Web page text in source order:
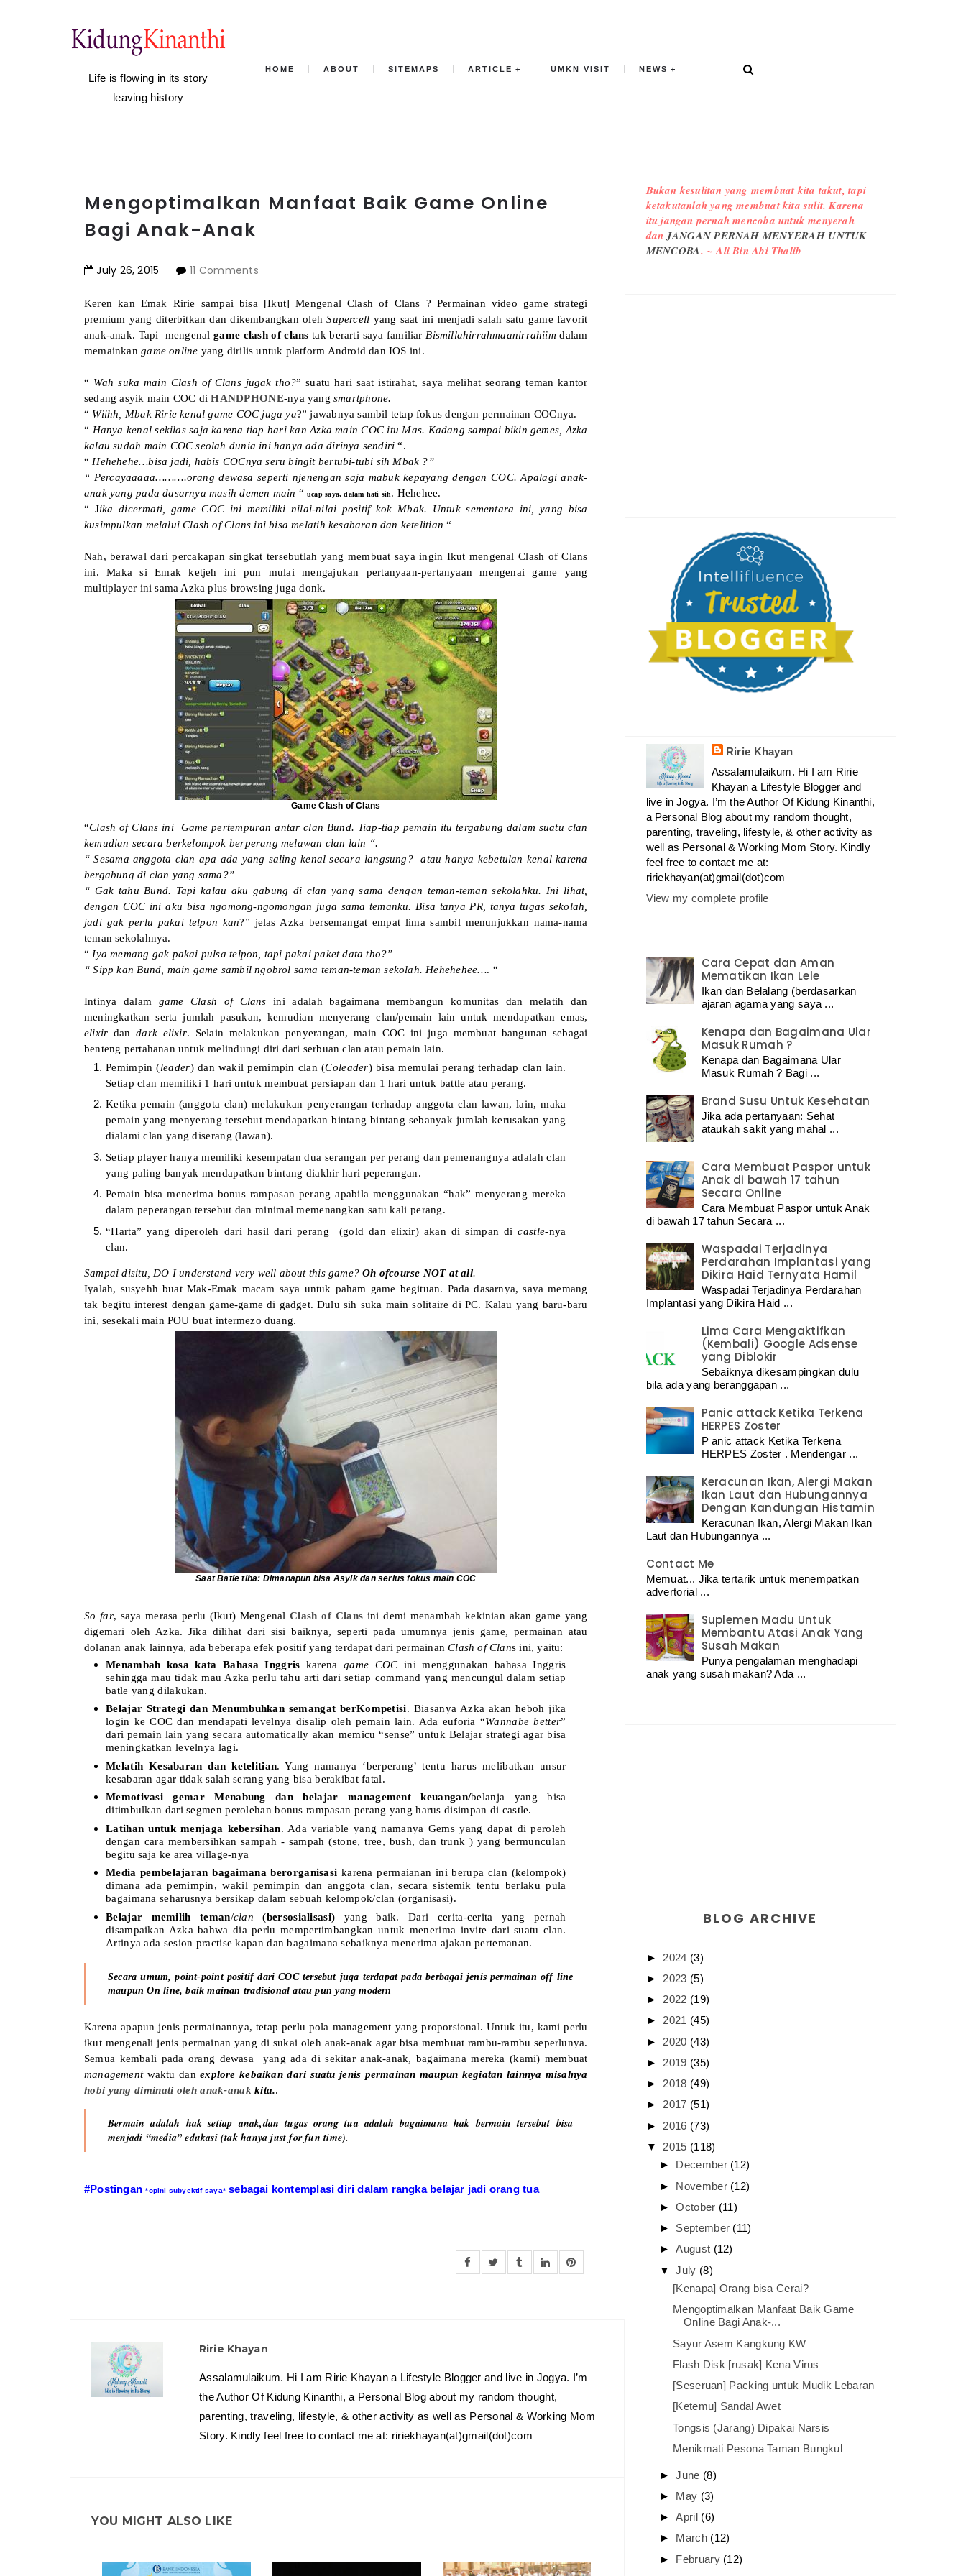
Life is flowing in its story
leaving history
HOME ABOUT SITEMAPS ARTICLE UMKN VISIT NEWS
Mengoptimalkan Manfaat Baik Game Online
Bagi Anak-Anak
July 26,2015 11 Comments
Keren kan Emak Ririe sampai bisa [Ikut] Mengenal Clash of Clans ? Permainan video game strategi
premium yang diterbitkan dan dikembangkan olehSupercell yang saat ini menjadi salah satu game favorit
anak-anak. Tapi mengenalgame clash of clans tak berarti saya familiar Bismillahirrahmaanirrahiimdalam
memainkangame online yang dirilis untuk platform Android dan IOS ini.
“ Wah suka main Clash of Clans jugak tho?” suatu hari saat istirahat, saya melihat seorang teman kantor
sedang asyik main COC diHANDPHONE-nya yangsmartphone.
“ Wiihh, Mbak Ririe kenal game COC juga ya?” jawabnya sambil tetap fokus dengan permainan COCnya.
“ Hanya kenal sekilas saja karena tiap hari kan Azka main COC itu Mas. Kadang sampai bikin gemes, Azka
kalau sudah main COC seolah dunia ini hanya ada dirinya sendiri“.
“ Hehehehe…bisa jadi, habis COCnya seru bingit bertubi-tubi sih Mbak ?”
“ Percayaaaaa……….orang dewasa seperti njenengan saja mabuk kepayang dengan COC. Apalagi anak-
anak yang pada dasarnya masih demen main “ucap saya, dalam hati sih. Hehehee.
“ Jika dicermati, game COC ini memiliki nilai-nilai positif kok Mbak. Untuk sementara ini, yang bisa
kusimpulkan melalui Clash of Clans ini bisa melatih kesabaran dan ketelitian“
Nah, berawal dari percakapan singkat tersebutlah yang membuat saya ingin Ikut mengenal Clash of Clans
ini. Maka si Emak ketjeh ini pun mulai mengajukan pertanyaan-pertanyaan mengenai game yang
multiplayer ini sama Azka plus browsing juga donk.
Game Clash of Clans
“Clash of Clans ini Game pertempuran antar clan Bund. Tiap-tiap pemain itu tergabung dalam suatu clan
kemudian secara berkelompok berperang melawan clan lain “.
“ Sesama anggota clan apa ada yang saling kenal secara langsung? atau hanya kebetulan kenal karena
bergabung di clan yang sama?”
“ Gak tahu Bund. Tapi kalau aku gabung di clan yang sama dengan teman-teman sekolahku. Ini lihat,
dengan COC ini aku bisa ngomong-ngomongan juga sama temanku. Bisa tanya PR, tanya tugas sekolah,
jadi gak perlu pakai telpon kan?” jelas Azka bersemangat empat lima sambil menunjukkan nama-nama
teman sekolahnya.
“ Iya memang gak pakai pulsa telpon, tapi pakai paket data tho?”
“ Sipp kan Bund, main game sambil ngobrol sama teman-teman sekolah. Hehehehee…. “
Intinya dalam game Clash of Clans ini adalah bagaimana membangun komunitas dan melatih dan
meningkatkan serta jumlah pasukan, kemudian menyerang clan/pemain lain untuk mendapatkan emas,
elixir dandark elixir. Selain melakukan penyerangan, main COC ini juga membuat bangunan sebagai
benteng pertahanan untuk melindungi diri dari serbuan clan atau pemain lain.
Pemimpin (leader) dan wakil pemimpin clan (Coleader) bisa memulai perang terhadap clan lain.
Setiap clan memiliki 1 hari untuk membuat persiapan dan 1 hari untuk battle atau perang.
Ketika pemain (anggota clan) melakukan penyerangan terhadap anggota clan lawan, lain, maka
pemain yang menyerang tersebut mendapatkan bintang bintang sebanyak jumlah kerusakan yang
dialami clan yang diserang (lawan).
Setiap player hanya memiliki kesempatan dua serangan per perang dan pemenangnya adalah clan
yang paling banyak mendapatkan bintang diakhir hari peperangan.
Pemain bisa menerima bonus rampasan perang apabila menggunakan “hak” menyerang mereka
dalam peperangan tersebut dan minimal memenangkan satu kali perang.
“Harta” yang diperoleh dari hasil dari perang (gold dan elixir) akan di simpan dicastle-nya
clan.
Sampai disitu, DO I understand very well about this game?Oh ofcourse NOT at all.
Iyalah, susyehh buat Mak-Emak macam saya untuk paham game begituan. Pada dasarnya, saya memang
tak begitu interest dengan game-game di gadget. Dulu sih suka main solitaire di PC. Kalau yang baru-baru
ini, sesekali main POU buat intermezo duang.
Saat Batle tiba: Dimanapun bisa Asyik dan serius fokus main COC
So far, saya merasa perlu (Ikut) Mengenal Clash of Clans ini demi menambah kekinian akan game yang
digemari oleh Azka. Jika dilihat dari sisi baiknya, seperti pada umumnya jenis game, permainan atau
dolanan anak lainnya, ada beberapa efek positif yang terdapat dari permainanClash of Clans ini, yaitu:
Menambah kosa kata Bahasa Inggris karenagame COC ini menggunakan bahasa Inggris
sehingga mau tidak mau Azka perlu tahu arti dari setiap command yang mencungul dalam setiap
batle yang dilakukan.
Belajar Strategi dan Menumbuhkan semangat berKompetisi. Biasanya Azka akan heboh jika
login ke COC dan mendapati levelnya disalip oleh pemain lain. Ada euforia “Wannabe better”
dari pemain lain yang secara automatically akan memicu “sense” untuk Belajar strategi agar bisa
meningkatkan levelnya lagi.
Melatih Kesabaran dan ketelitian. Yang namanya ‘berperang’ tentu harus melibatkan unsur
kesabaran agar tidak salah serang yang bisa berakibat fatal.
Memotivasi gemar Menabung dan belajar management keuangan/belanja yang bisa
ditimbulkan dari segmen perolehan bonus rampasan perang yang harus disimpan di castle.
Latihan untuk menjaga kebersihan. Ada variable yang namanya Gems yang dapat di peroleh
dengan cara membersihkan sampah - sampah (stone, tree, bush, dan trunk ) yang bermunculan
begitu saja ke area village-nya
Media pembelajaran bagaimana berorganisasi karena permaianan ini berupa clan (kelompok)
dimana ada pemimpin, wakil pemimpin dan anggota clan, secara sistemik tentu berlaku pula
bagaimana seharusnya bersikap dalam sebuah kelompok/clan (organisasi).
Belajar memilih teman/clan (bersosialisasi) yang baik. Dari cerita-cerita yang pernah
disampaikan Azka bahwa dia perlu mempertimbangkan untuk menerima invite dari suatu clan.
Artinya ada sesion practise kapan dan bagaimana sebaiknya menerima ajakan pertemanan.
Secara umum, point-point positif dari COC tersebut juga terdapat pada berbagai jenis permainan off line
maupun On line, baik mainan tradisional atau pun yang modern
Karena apapun jenis permainannya, tetap perlu pola management yang proporsional. Untuk itu, kami perlu
ikut mengenali jenis permainan yang di sukai oleh anak-anak agar bisa membuat rambu-rambu seperlunya.
Semua kembali pada orang dewasa yang ada di sekitar anak-anak, bagaimana mereka (kami) membuat
managementwaktu danexplore kebaikan dari suatu jenis permainan maupun kegiatan lainnya misalnya
hobi yang diminati oleh anak-anakkita..
Bermain adalah hak setiap anak,dan tugas orang tua adalah bagaimana hak bermain tersebut bisa
menjadi “media” edukasi (tak hanya just for fun time).
#Postingan*opini subyektif saya*sebagai kontemplasi diri dalam rangka belajar jadi orang tua
Ririe Khayan
Assalamulaikum. Hi I am Ririe Khayan a Lifestyle Blogger and live in Jogya. I’m
the Author Of Kidung Kinanthi, a Personal Blog about my random thought,
parenting, traveling, lifestyle, & other activity as well as Personal & Working Mom
Story. Kindly feel free to contact me at: ririekhayan(at)gmail(dot)com
YOU MIGHT ALSO LIKE
Bukan kesulitan yang membuat kita takut, tapi
ketakutanlah yang membuat kita sulit. Karena
itu jangan pernah mencoba untuk menyerah
danJANGAN PERNAH MENYERAH UNTUK
MENCOBA. ~ Ali Bin Abi Thalib
Ririe Khayan
Assalamulaikum. Hi I am Ririe
Khayan a Lifestyle Blogger and
live in Jogya. I’m the Author Of Kidung Kinanthi,
a Personal Blog about my random thought,
parenting, traveling, lifestyle, & other activity as
well as Personal & Working Mom Story. Kindly
feel free to contact me at:
ririekhayan(at)gmail(dot)com
View my complete profile
Cara Cepat dan Aman
Mematikan Ikan Lele
Ikan dan Belalang (berdasarkan
ajaran agama yang saya ...
Kenapa dan Bagaimana Ular
Masuk Rumah ?
Kenapa dan Bagaimana Ular
Masuk Rumah ? Bagi ...
Brand Susu Untuk Kesehatan
Jika ada pertanyaan: Sehat
ataukah sakit yang mahal ...
Cara Membuat Paspor untuk
Anak di bawah 17 tahun
Secara Online
Cara Membuat Paspor untuk Anak
di bawah 17 tahun Secara ...
Waspadai Terjadinya
Perdarahan Implantasi yang
Dikira Haid Ternyata Hamil
Waspadai Terjadinya Perdarahan
Implantasi yang Dikira Haid ...
Lima Cara Mengaktifkan
(Kembali) Google Adsense
yang Diblokir
Sebaiknya dikesampingkan dulu
bila ada yang beranggapan ...
Panic attack Ketika Terkena
HERPES Zoster
P anic attack Ketika Terkena
HERPES Zoster . Mendengar ...
Keracunan Ikan, Alergi Makan
Ikan Laut dan Hubungannya
Dengan Kandungan Histamin
Keracunan Ikan, Alergi Makan Ikan
Laut dan Hubungannya ...
Contact Me
Memuat... Jika tertarik untuk menempatkan
advertorial ...
Suplemen Madu Untuk
Membantu Atasi Anak Yang
Susah Makan
Punya pengalaman menghadapi
anak yang susah makan? Ada ...
BLOG ARCHIVE
► 2024 (3)
► 2023 (5)
► 2022 (19)
►2021 (45)
► 2020 (43)
► 2019 (35)
► 2018 (49)
►2017 (51)
► 2016 (73)
▼ 2015 (118)
► December (12)
► November (12)
►October (11)
► September (11)
►August (12)
▼July (8)
[Kenapa] Orang bisa Cerai?
Mengoptimalkan Manfaat Baik Game
Online Bagi Anak-...
Sayur Asem Kangkung KW
Flash Disk [rusak] Kena Virus
[Seseruan] Packing untuk Mudik Lebaran
[Ketemu] Sandal Awet
Tongsis (Jarang) Dipakai Narsis
Menikmati Pesona Taman Bungkul
►June (8)
► May (3)
►April (6)
► March (12)
► February (12)